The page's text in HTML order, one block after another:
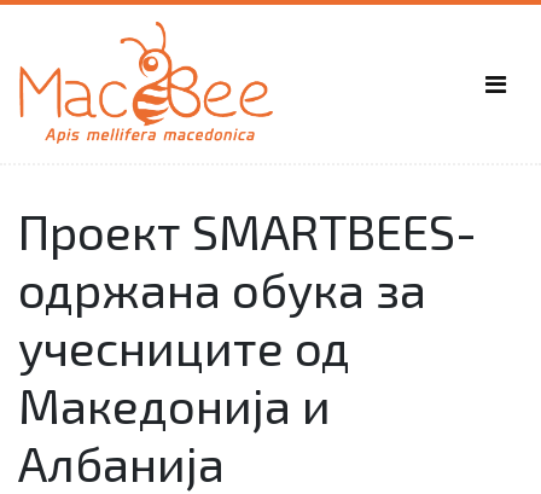
Проект SMARTBEES-
одржана обука за
учесниците од
Македонија и
Албанија